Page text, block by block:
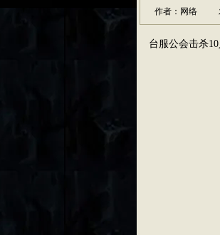
作者：网络
台服公会击杀